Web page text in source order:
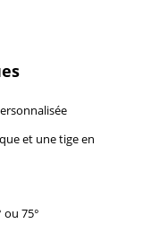
et une tige en
ou 75°